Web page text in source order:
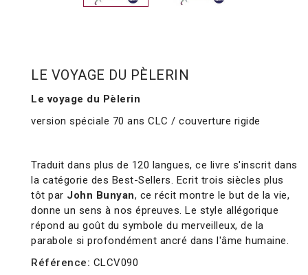
LE VOYAGE DU PÈLERIN
Le voyage du Pèlerin
version spéciale 70 ans CLC / couverture rigide
Traduit dans plus de 120 langues, ce livre s'inscrit dans
la catégorie des Best-Sellers. Ecrit trois siècles plus
tôt par John Bunyan, ce récit montre le but de la vie,
donne un sens à nos épreuves. Le style allégorique
répond au goût du symbole du merveilleux, de la
parabole si profondément ancré dans l'âme humaine.
Référence: CLCV090